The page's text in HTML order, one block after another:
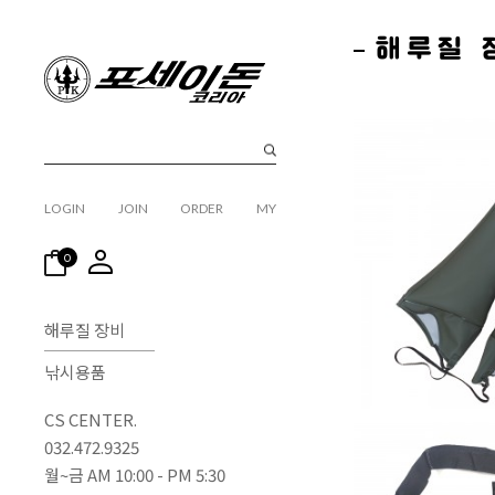
LOGIN JOIN ORDER MY
0
해루질 장비
낚시용품
CS CENTER.
032.472.9325
월~금 AM 10:00 - PM 5:30
해루질